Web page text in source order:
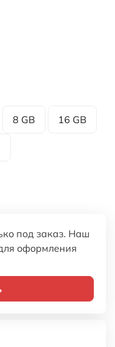
8 GB 16 GB
под заказ. Наш
оформления